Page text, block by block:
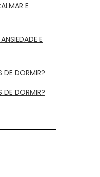
E
E
DE DORMIR?
DE DORMIR?